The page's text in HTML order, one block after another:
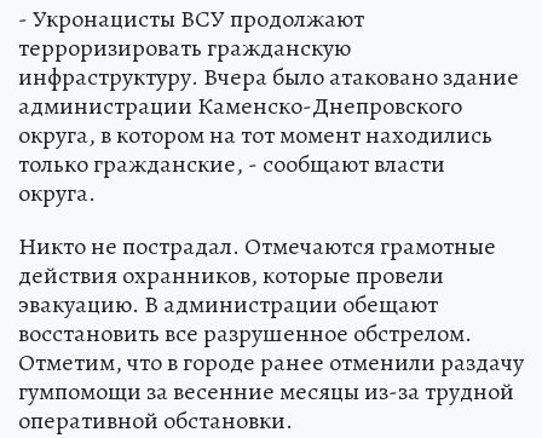
- Укронацисты ВСУ продолжают
терроризировать гражданскую
инфраструктуру. Вчера было атаковано здание
администрации Каменско-Днепровского
округа, в котором на тот момент находились
только гражданские, - сообщают власти
округа.
Никто не пострадал. Отмечаются грамотные
действия охранников, которые провели
эвакуацию. В администрации обещают
восстановить все разрушенное обстрелом.
Отметим, что в городе ранее отменили раздачу
гумпомощи за весенние месяцы из-за трудной
оперативной обстановки.